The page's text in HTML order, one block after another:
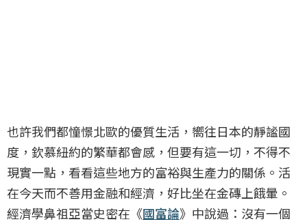
也許我們都憧憬北歐的優質生活，嚮往日本的靜謐國
度，欽慕紐約的繁華都會感，但要有這一切，不得不
現實一點，看看這些地方的富裕與生產力的關係。活
在今天而不善用金融和經濟，好比坐在金磚上餓暈。
經濟學鼻祖亞當史密在《國富論》中說過：沒有一個